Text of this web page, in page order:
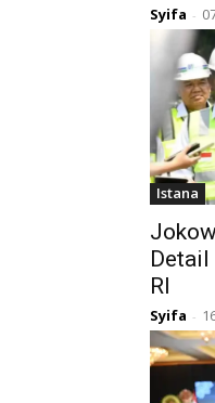
Syifa -
Istana
Detail
RI
Syifa -